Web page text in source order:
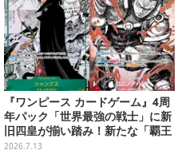
『ワンピース カードゲーム』4周
年パック「世界最強の戦士」に新
旧四皇が揃い踏み！新たな「覇王
色SP」のゾロ、ヤマトなど28枚も
2026.7.13